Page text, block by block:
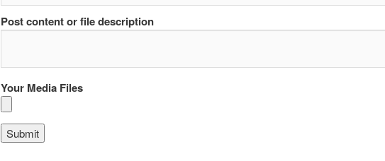
Post content or file description
Your Media Files